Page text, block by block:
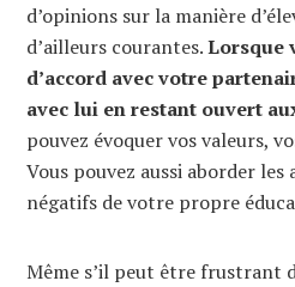
d’opinions sur la manière
d’ailleurs courantes.Lorsque
d’accord avec votre
avec lui en restant ouvert
pouvez évoquer vos valeurs,
Vous pouvez aussi aborder
négatifs de votre propre
Même s’il peut être frustrant